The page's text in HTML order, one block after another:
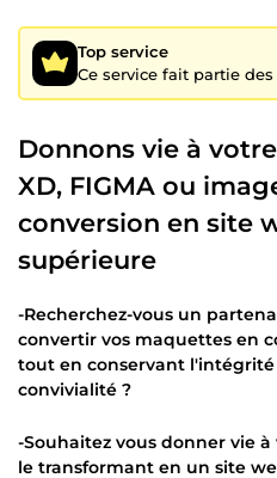
Top service
Ce service fait partie
Donnons vie à
XD, FIGMA ou
conversion en site
supérieure
-Recherchez-vous un
convertir vos maquettes en
tout en conservant
convivialité ?
-Souhaitez vous donner vie
le transformant en un site